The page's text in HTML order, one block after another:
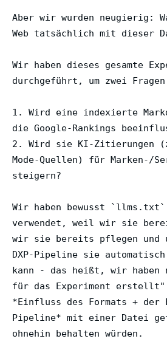
Aber wir wurden neugierig:
Web tatsächlich mit dieser
Wir haben dieses gesamte
durchgeführt, um zwei
1. Wird eine indexierte
die Google-Rankings
2. Wird sie KI-Zitierungen
Mode-Quellen) für Marken-/
steigern?
Wir haben bewusst
verwendet, weil wir sie
wir sie bereits pflegen und
DXP-Pipeline sie
kann - das heißt, wir haben
für das Experiment
*Einfluss des Formats + der
Pipeline* mit einer Datei
ohnehin behalten würden.